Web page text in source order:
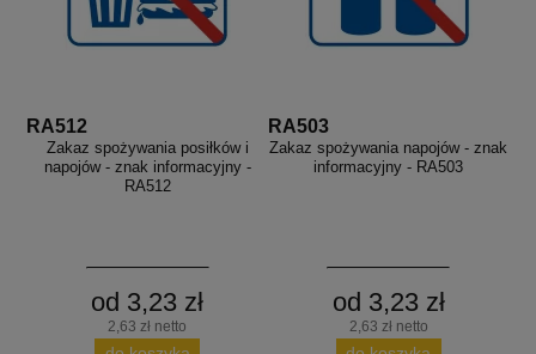
RA512
Zakaz spożywania posiłków i
napojów - znak informacyjny -
RA512
od 3,23 zł
2,63 zł netto
RA503
Zakaz spożywania napojów - znak
informacyjny - RA503
od 3,23 zł
2,63 zł netto